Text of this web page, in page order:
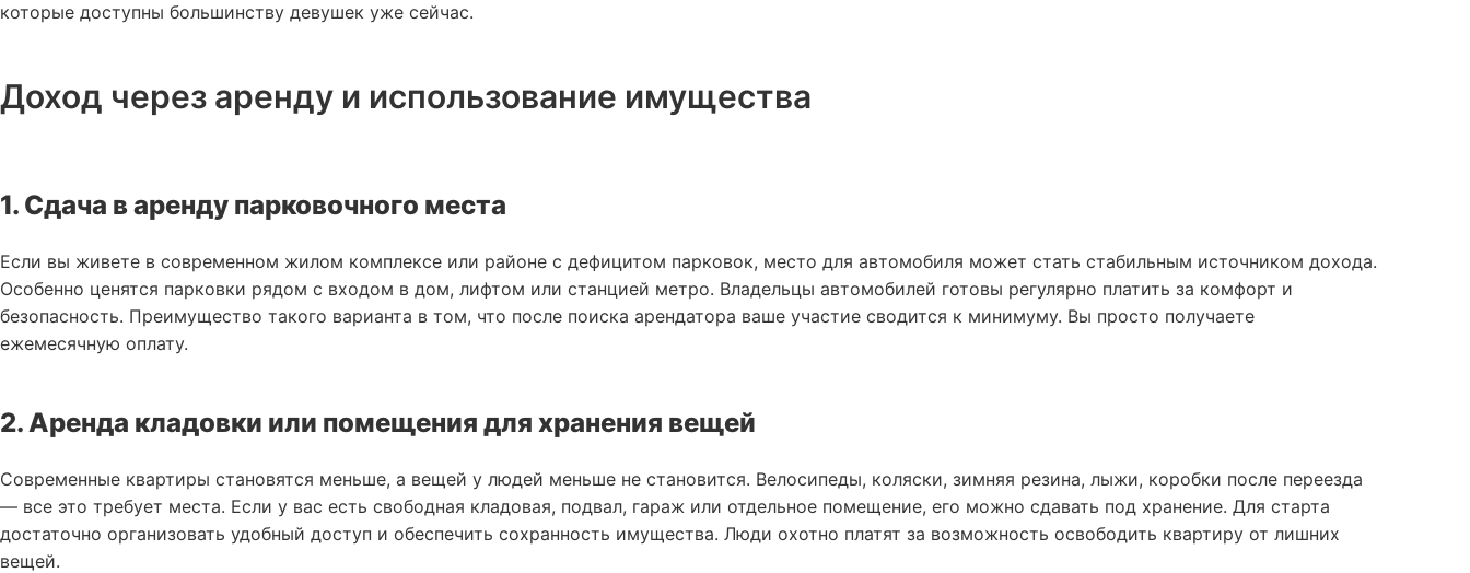
которые доступны большинству девушек уже сейчас.
Доход через аренду и использование имущества
1. Сдача в аренду парковочного места
Если вы живете в современном жилом комплексе или районе с дефицитом парковок, место для автомобиля может стать стабильным источником дохода.
Особенно ценятся парковки рядом с входом в дом, лифтом или станцией метро. Владельцы автомобилей готовы регулярно платить за комфорт и
безопасность. Преимущество такого варианта в том, что после поиска арендатора ваше участие сводится к минимуму. Вы просто получаете
ежемесячную оплату.
2. Аренда кладовки или помещения для хранения вещей
Современные квартиры становятся меньше, а вещей у людей меньше не становится. Велосипеды, коляски, зимняя резина, лыжи, коробки после переезда
— все это требует места. Если у вас есть свободная кладовая, подвал, гараж или отдельное помещение, его можно сдавать под хранение. Для старта
достаточно организовать удобный доступ и обеспечить сохранность имущества. Люди охотно платят за возможность освободить квартиру от лишних
вещей.